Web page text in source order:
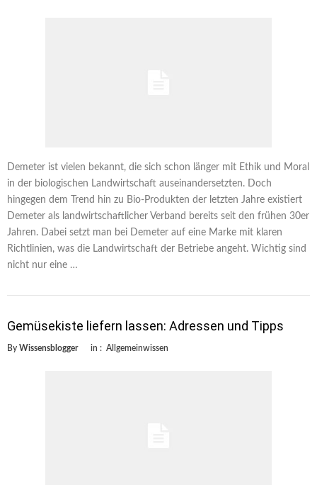
Demeter ist vielen bekannt, die sich schon länger mit Ethik und Moral
in der biologischen Landwirtschaft auseinandersetzten. Doch
hingegen dem Trend hin zu Bio-Produkten der letzten Jahre existiert
Demeter als landwirtschaftlicher Verband bereits seit den frühen 30er
Jahren. Dabei setzt man bei Demeter auf eine Marke mit klaren
Richtlinien, was die Landwirtschaft der Betriebe angeht. Wichtig sind
nicht nur eine …
Gemüsekiste liefern lassen: Adressen und Tipps
By Wissensblogger in : Allgemeinwissen